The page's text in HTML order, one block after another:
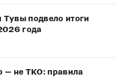
подвело итоги
года
— не ТКО: правила